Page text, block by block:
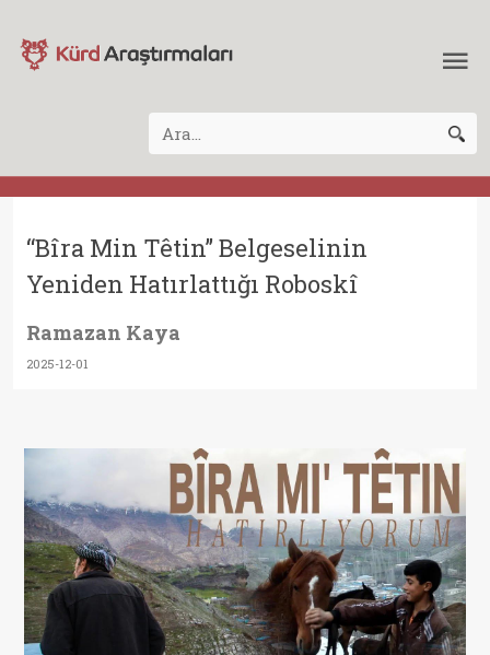
“Bîra Min Têtin” Belgeselinin
Yeniden Hatırlattığı Roboskî
Ramazan Kaya
2025-12-01